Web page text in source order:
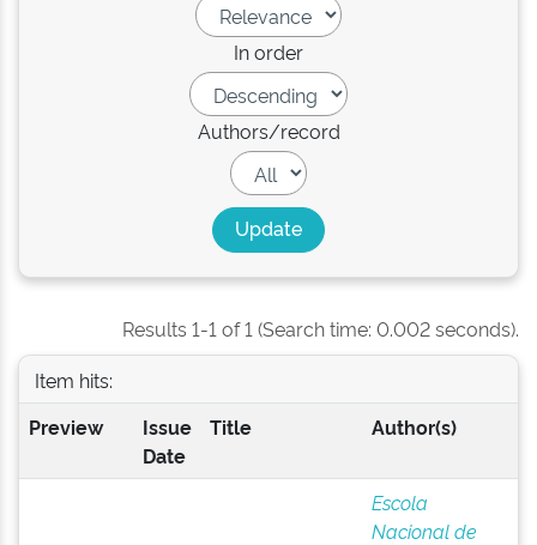
In order
Authors/record
Results 1-1 of 1 (Search time: 0.002 seconds).
Item hits:
Preview
Issue
Date
Title Author(s)
Escola
Nacional de